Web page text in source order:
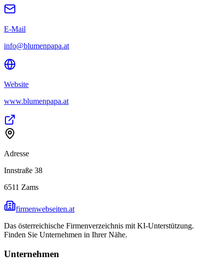
E-Mail
info@blumenpapa.at
Website
www.blumenpapa.at
Adresse
Innstraße 38
6511 Zams
firmenwebseiten.at
Das österreichische Firmenverzeichnis mit KI-Unterstützung.
Finden Sie Unternehmen in Ihrer Nähe.
Unternehmen